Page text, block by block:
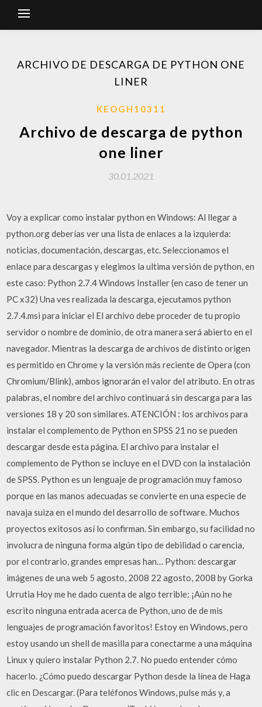
ARCHIVO DE DESCARGA DE PYTHON ONE
LINER
KEOGH10311
Archivo de descarga de python
one liner
30.01.2021
Voy a explicar como instalar python en Windows: Al llegar a
python.org deberías ver una lista de enlaces a la izquierda:
noticias, documentación, descargas, etc. Seleccionamos el
enlace para descargas y elegimos la ultima versión de python, en
este caso: Python 2.7.4 Windows Installer (en caso de tener un
PC x32) Una ves realizada la descarga, ejecutamos python
2.7.4.msi para iniciar el El archivo debe proceder de tu propio
servidor o nombre de dominio, de otra manera será abierto en el
navegador. Mientras la descarga de archivos de distinto origen
es permitido en Chrome y la versión más reciente de Opera (con
Chromium/Blink), ambos ignorarán el valor del atributo. En otras
palabras, el nombre del archivo continuará sin descarga para las
versiones 18 y 20 son similares. ATENCIÓN : los archivos para
instalar el complemento de Python en SPSS 21 no se pueden
descargar desde esta página. El archivo para instalar el
complemento de Python se incluye en el DVD con la instalación
de SPSS. Python es un lenguaje de programación muy famoso
porque en las manos adecuadas se convierte en una especie de
navaja suiza en el mundo del desarrollo de software. Muchos
proyectos exitosos así lo confirman. Sin embargo, su facilidad no
involucra de ninguna forma algún tipo de debilidad o carencia,
por el contrario, grandes empresas han… Python: descargar
imágenes de una web 5 agosto, 2008 22 agosto, 2008 by Gorka
Urrutia Hoy me he dado cuenta de algo terrible: ¡Aún no he
escrito ninguna entrada acerca de Python, uno de de mis
lenguajes de programación favoritos! Estoy en Windows, pero
estoy usando un shell de masilla para conectarme a una máquina
Linux y quiero instalar Python 2.7. No puedo entender cómo
hacerlo. ¿Cómo puedo descargar Python desde la línea de Haga
clic en Descargar. (Para teléfonos Windows, pulse más y, a